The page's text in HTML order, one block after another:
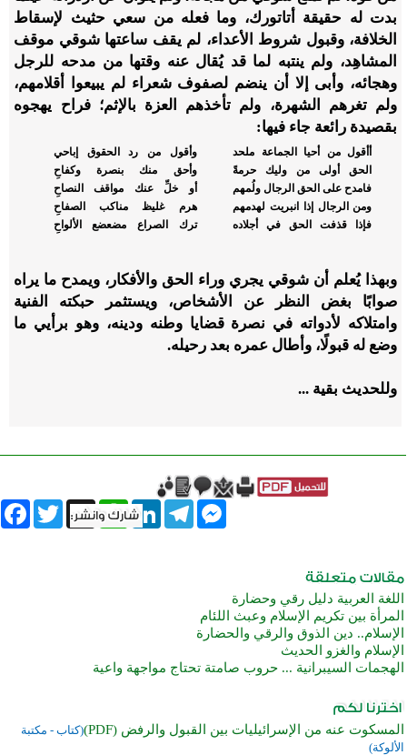
بدت له حقيقة أتاتورك، وما فعله من سعي حثيث لإسقاط
الخلافة، وقبول شروط الأعداء، لم يقف ساعتها شوقي موقف
المشاهِد، ولم ينتبه لما قد يُقال عنه وقتها من مدحه للرجل
وهجائه، وأبى إلا أن ينضم لصفوف شعراء لم يبيعوا أقلامهم،
ولم تغرهم الشهرة، ولم تأخذهم العزة بالإثم؛ فراح يهجوه
بقصيدة رائعة جاء فيها:
أأقول من أحيا الجماعة ملحد
وأقول من رد الحقوق إباحي
الحق أولى من وليك حرمةً
وأحق منك بنصرة وكفاحِ
فامدح على الحق الرجال ولُمهم
أو خلِّ عنك مواقف النصاحِ
ومن الرجال إذا انبريت لهدمهم
هرم غليظ مناكب الصفاحِ
فإذا قذفت الحق في أجلاده
ترك الصراع مضعضع الألواحِ
وبهذا يُعلم أن شوقي يجري وراء الحق والأفكار، ويمدح ما يراه
صوابًا بغض النظر عن الأشخاص، ويستثمر حبكته الفنية
وامتلاكه لأدواته في نصرة قضايا وطنه ودينه، وهو برأيي ما
وضع له قبولًا، وأطال عمره بعد رحيله.
وللحديث بقية ...
Twitter X
WhatsAppLinkedInTelegram
Messenger
اللغة العربية دليل رقي وحضارة
المرأة بين تكريم الإسلام وعبث اللئام
الإسلام.. دين الذوق والرقي والحضارة
الإسلام والغزو الحديث
الهجمات السيبرانية ... حروب صامتة تحتاج مواجهة واعية
المسكوت عنه من الإسرائيليات بين القبول والرفض (PDF)
(كتاب - مكتبة
الألوكة)